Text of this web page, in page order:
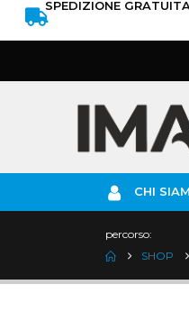
SPEDIZIONE
CHI
percorso:
SHOP